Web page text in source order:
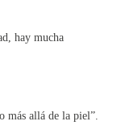
hay mucha
más allá de la piel”.